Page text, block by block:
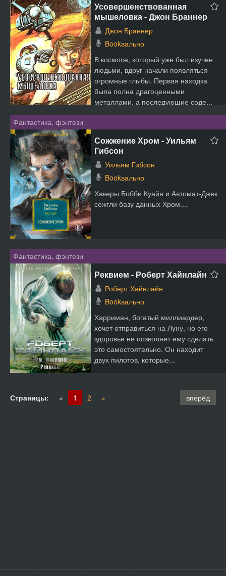
Усовершенствованная
мышеловка - Джон Браннер
Джон Браннер
Bookвально
В космосе, который уже был изучен
людьми, вдруг начали появляться
огромные глыбы. Первая находка
была полна драгоценными
металлами, а последующие соде...
Фантастика, фэнтези
Сожжение Хром - Уильям
Гибсон
Уильям Гибсон
Bookвально
Хакеры Бобби Куайн и Автомат-Джек
сожгли базу данных Хром....
Фантастика, фэнтези
Реквием - Роберт Хайнлайн
Роберт Хайнлайн
Bookвально
Харриман, богатый миллиардер,
хочет отправиться на Луну, но его
здоровье не позволяет ему сделать
это самостоятельно. Он находит
двух пилотов, которые...
вперёд
Страницы: « 1 2 »